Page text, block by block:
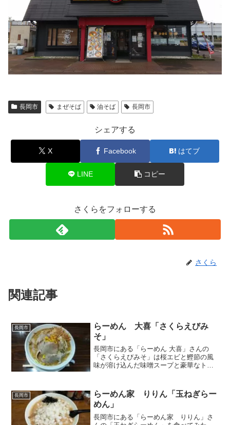
長岡市 まぜそば 油そば 長岡市
シェアする
X Facebook はてブ
LINE コピー
さくらをフォローする
さくら
関連記事
長岡市
らーめん 大喜「さくらえびみ
そ」
長岡市にある「らーめん 大喜」さんの
「さくらえびみそ」は桜エビと鰹節の風
味が溶け込んだ味噌スープと豪華なトッ
長岡市
らーめん家 りりん「玉ねぎらー
めん」
長岡市にある「らーめん家 りりん」さ